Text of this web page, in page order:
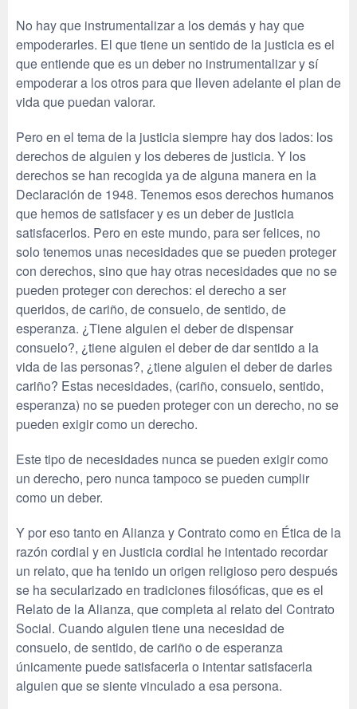
No hay que instrumentalizar a los demás y hay que
empoderarles. El que tiene un sentido de la justicia es el
que entiende que es un deber no instrumentalizar y sí
empoderar a los otros para que lleven adelante el plan de
vida que puedan valorar.
Pero en el tema de la justicia siempre hay dos lados: los
derechos de alguien y los deberes de justicia. Y los
derechos se han recogida ya de alguna manera en la
Declaración de 1948. Tenemos esos derechos humanos
que hemos de satisfacer y es un deber de justicia
satisfacerlos. Pero en este mundo, para ser felices, no
solo tenemos unas necesidades que se pueden proteger
con derechos, sino que hay otras necesidades que no se
pueden proteger con derechos: el derecho a ser
queridos, de cariño, de consuelo, de sentido, de
esperanza. ¿Tiene alguien el deber de dispensar
consuelo?, ¿tiene alguien el deber de dar sentido a la
vida de las personas?, ¿tiene alguien el deber de darles
cariño? Estas necesidades, (cariño, consuelo, sentido,
esperanza) no se pueden proteger con un derecho, no se
pueden exigir como un derecho.
Este tipo de necesidades nunca se pueden exigir como
un derecho, pero nunca tampoco se pueden cumplir
como un deber.
Y por eso tanto en Alianza y Contrato como en Ética de la
razón cordial y en Justicia cordial he intentado recordar
un relato, que ha tenido un origen religioso pero después
se ha secularizado en tradiciones filosóficas, que es el
Relato de la Alianza, que completa al relato del Contrato
Social. Cuando alguien tiene una necesidad de
consuelo, de sentido, de cariño o de esperanza
únicamente puede satisfacerla o intentar satisfacerla
alguien que se siente vinculado a esa persona.